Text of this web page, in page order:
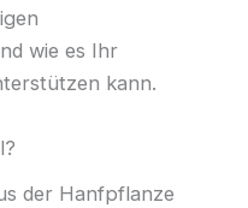
wie es Ihr
kann.
der Hanfpflanze